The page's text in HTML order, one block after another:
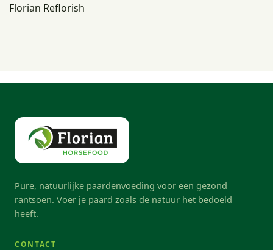
Florian Reflorish
Pure, natuurlijke paardenvoeding voor een gezond
rantsoen. Voer je paard zoals de natuur het bedoeld
heeft.
CONTACT